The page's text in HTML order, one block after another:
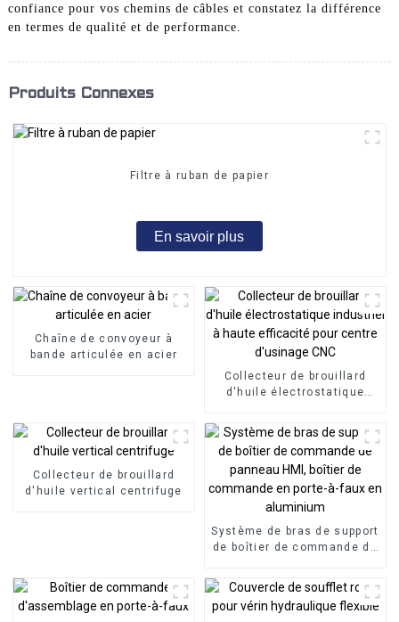
confiance pour vos chemins de câbles et constatez la différence
en termes de qualité et de performance.
Produits Connexes
Filtre à ruban de papier
En savoir plus
Chaîne de convoyeur à
bande articulée en acier
Collecteur de brouillard
d'huile électrostatique
d'usinage CNC
Collecteur de brouillard
d'huile vertical centrifuge
Système de bras de support
de boîtier de commande de
commande en porte-à-faux
en aluminium